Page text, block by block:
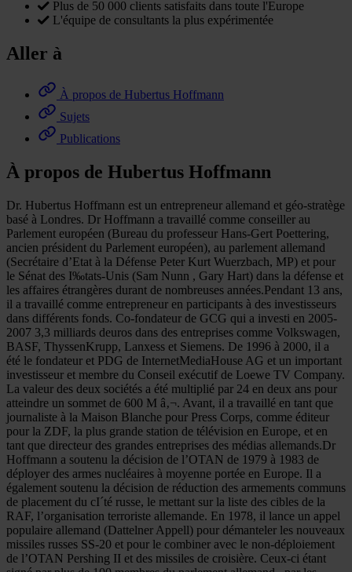
Plus de 50 000 clients satisfaits dans toute l'Europe
L'équipe de consultants la plus expérimentée
Aller à
À propos de Hubertus Hoffmann
Sujets
Publications
À propos de Hubertus Hoffmann
Dr. Hubertus Hoffmann est un entrepreneur allemand et géo-stratège
basé à Londres. Dr Hoffmann a travaillé comme conseiller au
Parlement européen (Bureau du professeur Hans-Gert Poettering,
ancien président du Parlement européen), au parlement allemand
(Secrétaire d’Etat à la Défense Peter Kurt Wuerzbach, MP) et pour
le Sénat des I‰tats-Unis (Sam Nunn , Gary Hart) dans la défense et
les affaires étrangères durant de nombreuses années.Pendant 13 ans,
il a travaillé comme entrepreneur en participants à des investisseurs
dans différents fonds. Co-fondateur de GCG qui a investi en 2005-
2007 3,3 milliards deuros dans des entreprises comme Volkswagen,
BASF, ThyssenKrupp, Lanxess et Siemens. De 1996 à 2000, il a
été le fondateur et PDG de InternetMediaHouse AG et un important
investisseur et membre du Conseil exécutif de Loewe TV Company.
La valeur des deux sociétés a été multiplié par 24 en deux ans pour
atteindre un sommet de 600 M â‚¬. Avant, il a travaillé en tant que
journaliste à la Maison Blanche pour Press Corps, comme éditeur
pour la ZDF, la plus grande station de télévision en Europe, et en
tant que directeur des grandes entreprises des médias allemands.Dr
Hoffmann a soutenu la décision de l’OTAN de 1979 à 1983 de
déployer des armes nucléaires à moyenne portée en Europe. Il a
également soutenu la décision de réduction des armements communs
de placement du cI´té russe, le mettant sur la liste des cibles de la
RAF, l’organisation terroriste allemande. En 1978, il lance un appel
populaire allemand (Dattelner Appell) pour démanteler les nouveaux
missiles russes SS-20 et pour le combiner avec le non-déploiement
de l’OTAN Pershing II et des missiles de croisière. Ceux-ci étant